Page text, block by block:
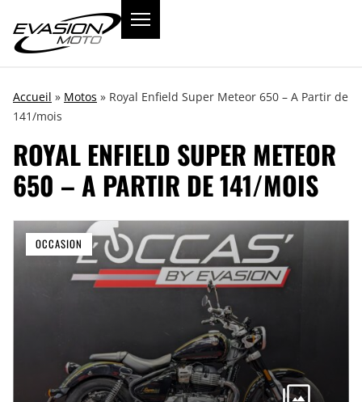
Accueil » Motos » Royal Enfield Super Meteor 650 – A Partir de
141/mois
ROYAL ENFIELD SUPER METEOR
650 – A PARTIR DE 141/MOIS
OCCASION